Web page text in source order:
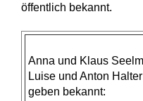
öffentlich bekannt.
Anna und Klaus
Luise und Anton Halter
geben bekannt: